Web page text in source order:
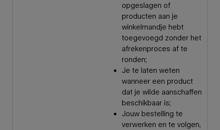
opgeslagen of
producten aan je
winkelmandje hebt
toegevoegd zonder het
afrekenproces af te
ronden;
Je te laten weten
wanneer een product
dat je wilde aanschaffen
beschikbaar is;
Jouw bestelling te
verwerken en te volgen,